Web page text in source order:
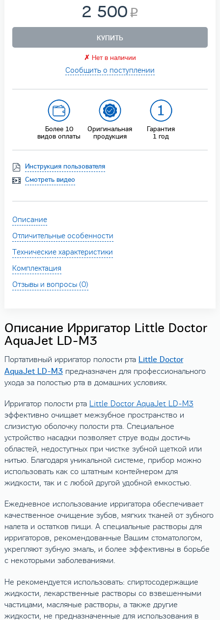
2 500
КУПИТЬ
✗ Нет в наличии
Сообщить о поступлении
Более 10
видов оплаты
Оригинальная
продукция
Гарантия
1 год
Инструкция пользователя
Смотреть видео
Описание
Отличительные особенности
Технические характеристики
Комплектация
Отзывы и вопросы (0)
Описание Ирригатор Little Doctor
AquaJet LD-M3
Портативный ирригатор полости рта Little Doctor
AquaJet LD-M3предназначен для профессионального
ухода за полостью рта в домашних условиях.
Ирригатор полости рта Little Doctor AquaJet LD-M3
эффективно очищает межзубное пространство и
слизистую оболочку полости рта. Специальное
устройство насадки позволяет струе воды достичь
областей, недоступных при чистке зубной щеткой или
нитью. Благодаря уникальной системе, прибор можно
использовать как со штатным контейнером для
жидкости, так и с любой другой удобной емкостью.
Ежедневное использование ирригатора обеспечивает
качественное очищение зубов, мягких тканей от зубного
налета и остатков пищи. А специальные растворы для
ирригаторов, рекомендованные Вашим стоматологом,
укрепляют зубную эмаль, и более эффективны в борьбе
с некоторыми заболеваниями.
Не рекомендуется использовать: спиртосодержащие
жидкости, лекарственные растворы со взвешенными
частицами, масляные растворы, а также другие
жидкости, не предназначенные для использования в